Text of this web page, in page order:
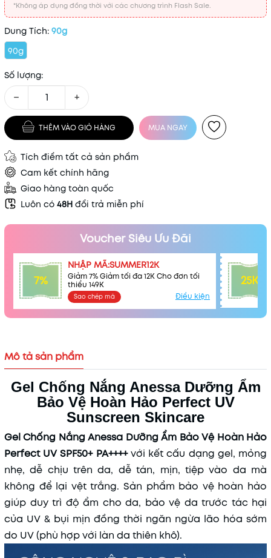
*Không áp dụng đồng thời với các chương trình Flash Sale.
Dung Tích: 90g
90g
Số lượng:
− +
THÊM VÀO GIỎ HÀNG MUA NGAY
Tích điểm tất cả sản phẩm
Cam kết chính hãng
Giao hàng toàn quốc
Luôn có 48H đổi trả miễn phí
Voucher Siêu Ưu Đãi
7%
NHẬP MÃ:SUMMER12K
Giảm 7% Giảm tối đa 12K Cho đơn tối
thiểu 149K
Sao chép mã Điều kiện
25K
Mã khuyến mãi:
Điều kiện:
Mô tả sản phẩm
Gel Chống Nắng Anessa Dưỡng Ẩm
Bảo Vệ Hoàn Hảo Perfect UV
Sunscreen Skincare
Gel Chống Nắng Anessa Dưỡng Ẩm Bảo Vệ Hoàn Hảo
Perfect UV SPF50+ PA++++với kết cấu dạng gel, mỏng
nhẹ, dễ chịu trên da, dễ tán, mịn, tiệp vào da mà
không để lại vệt trắng. Sản phẩm bảo vệ hoàn hảo
giúp duy trì độ ẩm cho da, bảo vệ da trước tác hại
của UV & bụi mịn đồng thời ngăn ngừa lão hóa sớm
do UV (phù hợp với làn da thiên khô).